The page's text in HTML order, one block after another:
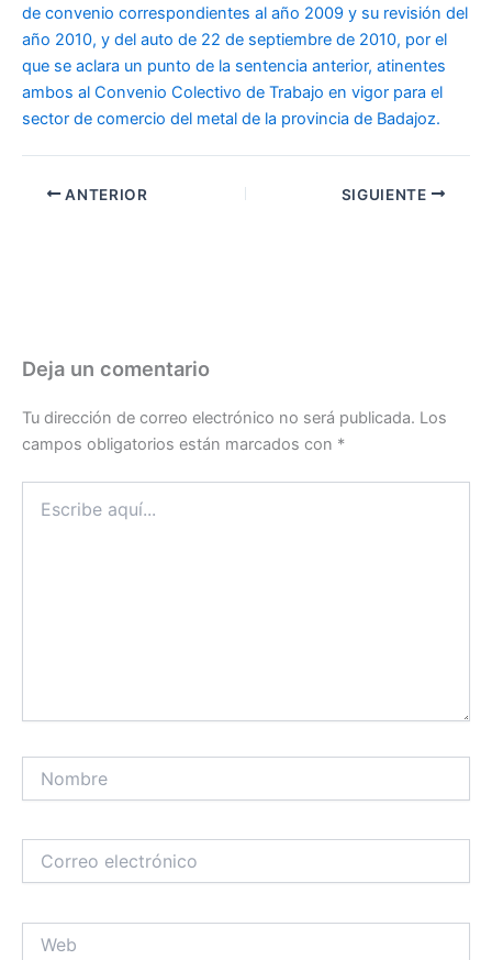
de convenio correspondientes al año 2009 y su revisión del
año 2010, y del auto de 22 de septiembre de 2010, por el
que se aclara un punto de la sentencia anterior, atinentes
ambos al Convenio Colectivo de Trabajo en vigor para el
sector de comercio del metal de la provincia de Badajoz.
ANTERIOR SIGUIENTE
Deja un comentario
Tu dirección de correo electrónico no será publicada. Los
campos obligatorios están marcados con *
aquí...
electrónico